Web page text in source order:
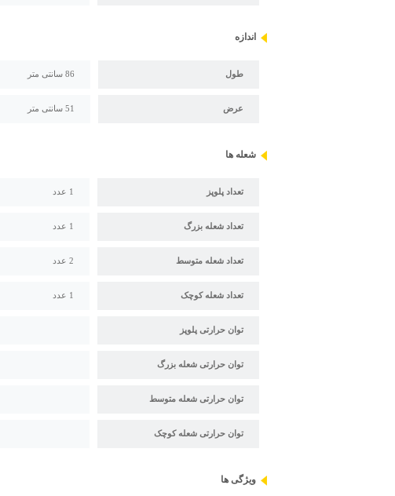
اندازه
طول 86 سانتی متر
عرض 51 سانتی متر
شعله ها
تعداد پلوپز 1 عدد
تعداد شعله بزرگ 1 عدد
تعداد شعله متوسط 2 عدد
تعداد شعله کوچک 1 عدد
توان حرارتی پلوپز
توان حرارتی شعله بزرگ
توان حرارتی شعله متوسط
توان حرارتی شعله کوچک
ویژگی ها